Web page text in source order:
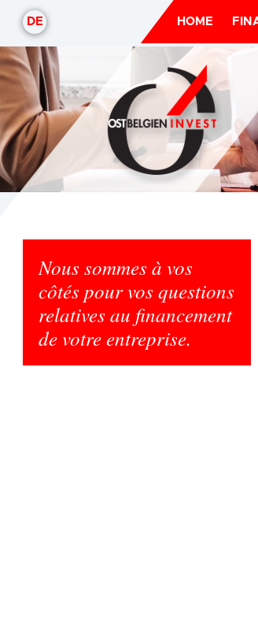
DE HOME
Nous sommes à vos
côtés pour vos questions
relatives au financement
de votre entreprise.